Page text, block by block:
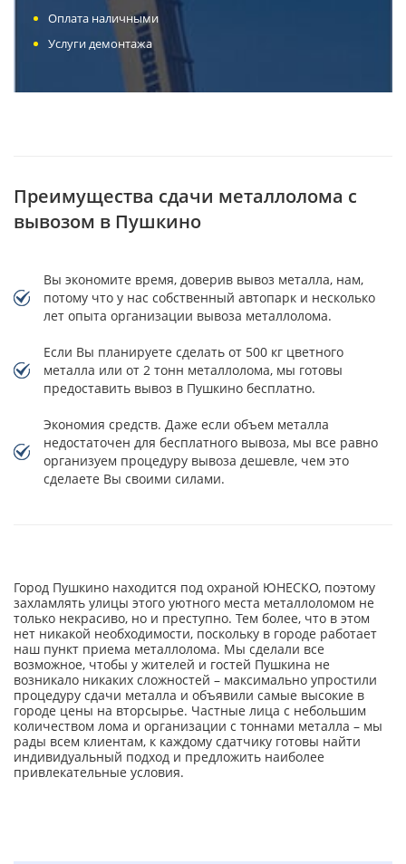
Оплата наличными
Услуги демонтажа
Преимущества сдачи металлолома с
вывозом в Пушкино
Вы экономите время, доверив вывоз металла, нам,
потому что у нас собственный автопарк и несколько
лет опыта организации вывоза металлолома.
Если Вы планируете сделать от 500 кг цветного
металла или от 2 тонн металлолома, мы готовы
предоставить вывоз в Пушкино бесплатно.
Экономия средств. Даже если объем металла
недостаточен для бесплатного вывоза, мы все равно
организуем процедуру вывоза дешевле, чем это
сделаете Вы своими силами.
Город Пушкино находится под охраной ЮНЕСКО, поэтому
захламлять улицы этого уютного места металлоломом не
только некрасиво, но и преступно. Тем более, что в этом
нет никакой необходимости, поскольку в городе работает
наш пункт приема металлолома. Мы сделали все
возможное, чтобы у жителей и гостей Пушкина не
возникало никаких сложностей – максимально упростили
процедуру сдачи металла и объявили самые высокие в
городе цены на вторсырье. Частные лица с небольшим
количеством лома и организации с тоннами металла – мы
рады всем клиентам, к каждому сдатчику готовы найти
индивидуальный подход и предложить наиболее
привлекательные условия.